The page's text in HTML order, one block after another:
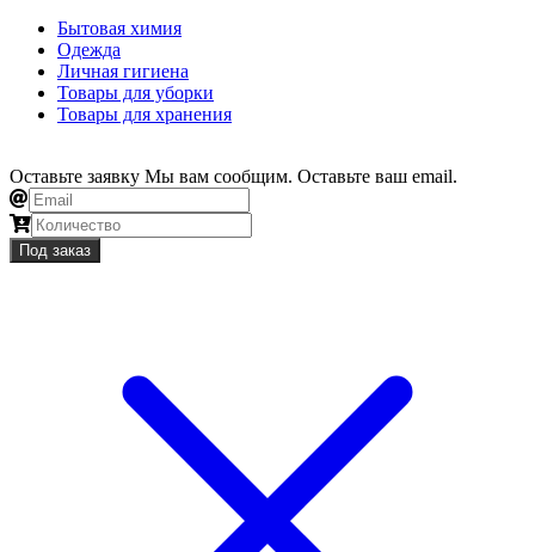
Бытовая химия
Одежда
Личная гигиена
Товары для уборки
Товары для хранения
Оставьте заявку Мы вам сообщим. Оставьте ваш email.
Под заказ